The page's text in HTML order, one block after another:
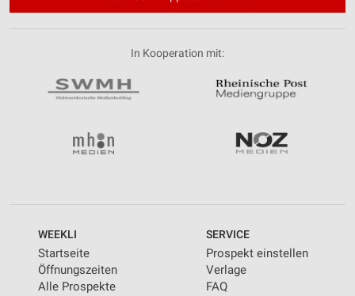
In Kooperation mit:
WEEKLI
Startseite
Öffnungszeiten
Alle Prospekte
SERVICE
Prospekt einstellen
Verlage
FAQ